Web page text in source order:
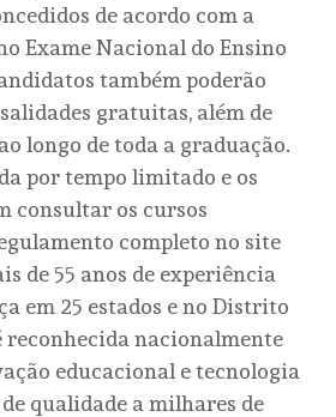
de acordo com a
Exame Nacional do Ensino
também poderão
gratuitas, além de
longo de toda a graduação.
por tempo limitado e os
consultar os cursos
completo no site
de 55 anos de experiência
em 25 estados e no Distrito
reconhecida nacionalmente
educacional e tecnologia
qualidade a milhares de